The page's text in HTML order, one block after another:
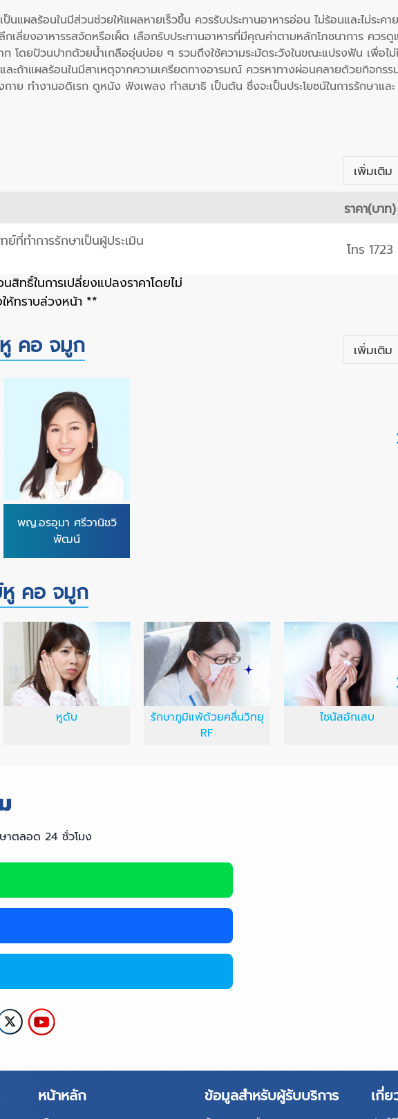
ป็นแผลร้อนในมีส่วนช่วยให้แผลหายเร็วขึ้น ควรรับประทานอาหารอ่อน ไม่ร้อนและไม่ระคาย
กเลี่ยงอาหารรสจัดหรือเผ็ด เลือกรับประทานอาหารที่มีคุณค่าตามหลักโภชนาการ ควรดู
ก โดยป้วนปากด้วยน้ำเกลืออุ่นบ่อย ๆ รวมถึงใช้ความระมัดระวังในขณะแปรงฟัน เพื่อไม่
ละถ้าแผลร้อนในมีสาเหตุจากความเครียดทางอารมณ์ ควรหาทางผ่อนคลายด้วยกิจกรร
าย ทำงานอดิเรก ดูหนัง ฟังเพลง ทำสมาธิ เป็นต้น ซึ่งจะเป็นประโยชน์ในการรักษาและ
เพิ่มเติม
ราคา(บาท)
ที่ทำการรักษาเป็นผู้ประเมิน
โทร 1723
สิทธิ์ในการเปลี่ยงแปลงราคาโดยไม่
ห้ทราบล่วงหน้า **
คอ จมูก เพิ่มเติม
พญ.อรอุมา ศรีวานิชวิ
พัฒน์
คอ จมูก
หูดับ
รักษาภูมิแพ้ด้วยคลื่นวิทยุ
RF
ไซนัสอักเสบ
ษาตลอด 24 ชั่วโมง
หน้าหลัก ข้อมูลสำหรับผู้รับบริการ เกี่ย